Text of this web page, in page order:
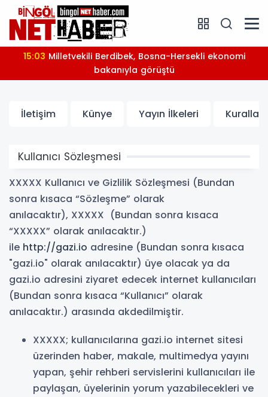
15:03
bakanıyla görüştü
İletişim Künye Yayın İlkeleri Kurallar
Kullanıcı Sözleşmesi
XXXXX Kullanıcı ve Gizlilik Sözleşmesi (Bundan
sonra kısaca “Sözleşme” olarak
anılacaktır), XXXXX (Bundan sonra kısaca
“XXXXX” olarak anılacaktır.)
ile http://gazi.io adresine (Bundan sonra kısaca
"gazi.io" olarak anılacaktır) üye olacak ya da
gazi.io adresini ziyaret edecek internet kullanıcıları
(Bundan sonra kısaca “Kullanıcı” olarak
anılacaktır.) arasında akdedilmiştir.
XXXXX; kullanıcılarına gazi.io internet sitesi
üzerinden haber, makale, multimedya yayını
yapan, şehir rehberi servislerini kullanıcıları ile
paylaşan, üyelerinin yorum yazabilecekleri ve